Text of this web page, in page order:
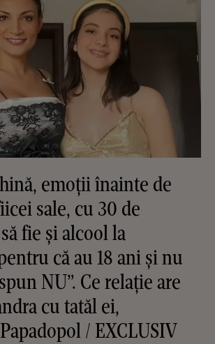
emoții înainte de
sale, cu 30 de
fie și alcool la
că au 18 ani și nu
NU”. Ce relație are
cu tatăl ei,
/ EXCLUSIV